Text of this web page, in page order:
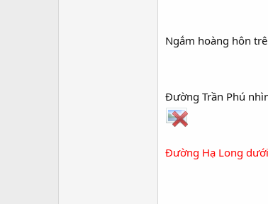
Ngắm hoàng hôn
Đường Trần Phú
Đường Hạ Long